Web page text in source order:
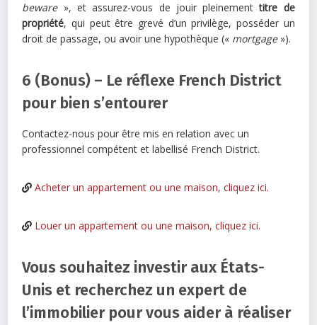
beware», et assurez-vous de jouir pleinementtitre de
propriété, qui peut être grevé d’un privilège, posséder un
droit de passage, ou avoir une hypothèque (« mortgage»).
6 (Bonus) – Le réflexe French District
pour bien s’entourer
Contactez-nous pour être mis en relation avec un
professionnel compétent et labellisé French District.
Acheter un appartement ou une maison, cliquez ici.
Louer un appartement ou une maison, cliquez ici.
Vous souhaitez investir aux États-
Unis et recherchez un expert de
l’immobilier pour vous aider à réaliser